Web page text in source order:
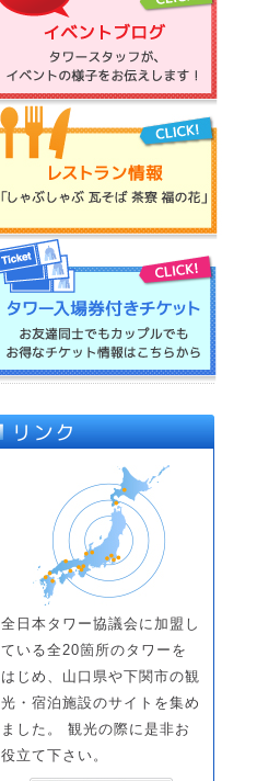
全日本タワー協議会に加盟し
ている全20箇所のタワーを
はじめ、山口県や下関市の観
光・宿泊施設のサイトを集め
ました。 観光の際に是非お
役立て下さい。